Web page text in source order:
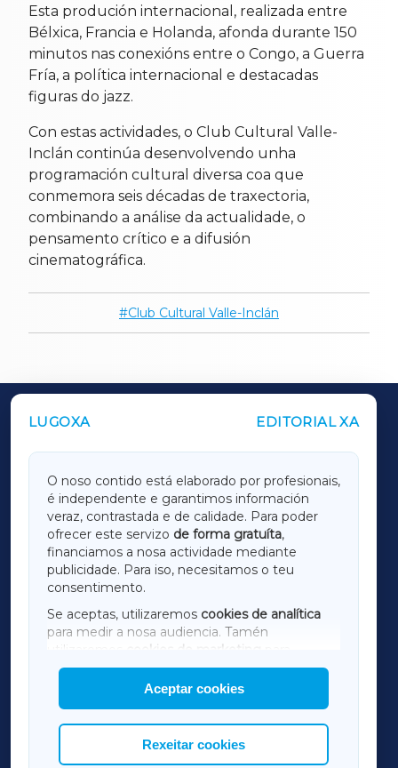
Esta produción internacional, realizada entre
Bélxica, Francia e Holanda, afonda durante 150
minutos nas conexións entre o Congo, a Guerra
Fría, a política internacional e destacadas
figuras do jazz.
Con estas actividades, o Club Cultural Valle-
Inclán continúa desenvolvendo unha
programación cultural diversa coa que
conmemora seis décadas de traxectoria,
combinando a análise da actualidade, o
pensamento crítico e a difusión
cinematográfica.
Club Cultural Valle-Inclán
LUGOXA EDITORIAL XA
O noso contido está elaborado por profesionais,
é independente e garantimos información
veraz, contrastada e de calidade. Para poder
ofrecer este servizo de forma gratuíta,
financiamos a nosa actividade mediante
publicidade. Para iso, necesitamos o teu
consentimento.
Se aceptas, utilizaremos cookies de analítica
para medir a nosa audiencia. Tamén
utilizaremos
cookies de marketing
mostrar publicidade de terceiros.
Así mesmo, podes personalizar a elección das
cookies que desexas permitir.
Aceptar cookies
Rexeitar cookies
OUTROS PERIÓDICOS
LUGOXA
TERRACHAXA
AMARIÑAXA
RIBEIRASACRAXA
ACORUÑAXA